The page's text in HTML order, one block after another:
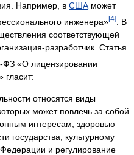
Например, в СШАможет
инженера»[4]
. В
соответствующей
разработчик. Статья
ФЗ «О лицензировании
гласит:
относятся виды
может повлечь за собой
интересам, здоровью
государства, культурному
и регулирование